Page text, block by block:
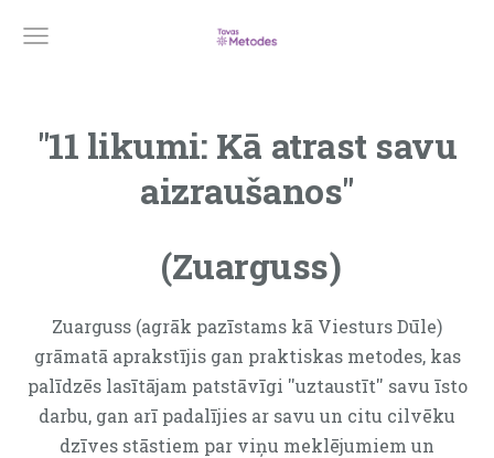
"11 likumi: Kā atrast savu
aizraušanos"
(Zuarguss)
Zuarguss (agrāk pazīstams kā Viesturs Dūle)
grāmatā aprakstījis gan praktiskas metodes, kas
palīdzēs lasītājam patstāvīgi ''uztaustīt'' savu īsto
darbu, gan arī padalījies ar savu un citu cilvēku
dzīves stāstiem par viņu meklējumiem un